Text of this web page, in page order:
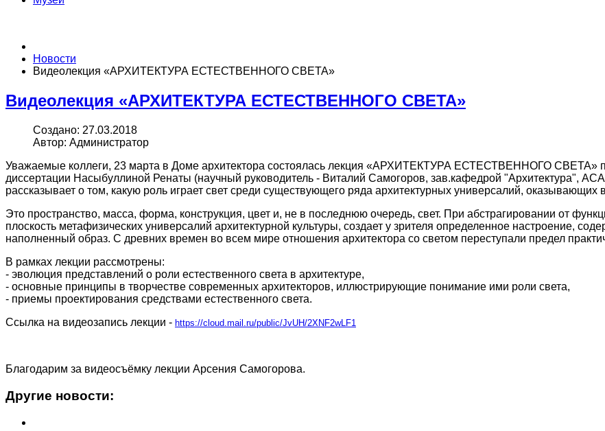
Новости
Видеолекция «АРХИТЕКТУРА ЕСТЕСТВЕННОГО СВЕТА»
Видеолекция «АРХИТЕКТУРА ЕСТЕСТВЕННОГО СВЕТА»
Создано: 27.03.2018
Автор: Администратор
Уважаемые коллеги, 23 марта в Доме архитектора состоялась лекция «АРХИТЕКТУРА ЕСТЕСТВЕННОГО СВЕТА»
диссертации Насыбуллиной Ренаты (научный руководитель - Виталий Самогоров, зав.кафедрой "Архитектура",
рассказывает о том, какую роль играет свет среди существующего ряда архитектурных универсалий, оказывающих
Это пространство, масса, форма, конструкция, цвет и, не в последнюю очередь, свет. При абстрагировании от
плоскость метафизических универсалий архитектурной культуры, создает у зрителя определенное настроение,
наполненный образ. С древних времен во всем мире отношения архитектора со светом переступали предел
В рамках лекции рассмотрены:
- эволюция представлений о роли естественного света в архитектуре,
- основные принципы в творчестве современных архитекторов, иллюстрирующие понимание ими роли света,
- приемы проектирования средствами естественного света.
Ссылка на видеозапись лекции - https://cloud.mail.ru/public/JvUH/2XNF2wLF1
Благодарим за видеосъёмку лекции Арсения Самогорова.
Другие новости: